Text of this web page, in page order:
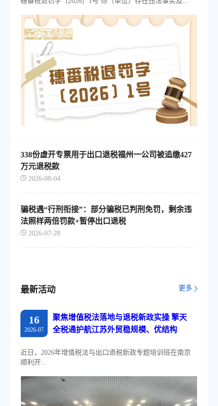
338份虚开专票用于出口退税福州一公司被追缴427
万元退税款
2026-08-04
骗税遇“行刑衔接”：部分骗税已判刑免罚，剩余违
法照样两倍罚款+暂停出口退税
2026-07-28
最新活动 更多
16
2026-07
聚焦增值税法落地与退税新政实操 擎天
全税通护航江苏外贸稳规模、优结构
近日，2026年增值税法与出口退税新政专题培训班在南京
顺利开...